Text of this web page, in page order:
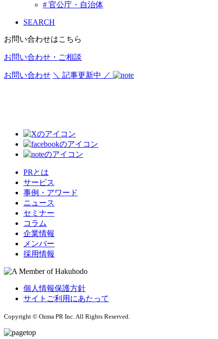
# 官公庁・自治体
SEARCH
お問い合わせはこちら
お問い合わせ・ご相談
お問い合わせ ＼ 記事更新中 ／
PRとは
サービス
事例・アワード
ニュース
セミナー
コラム
企業情報
メンバー
採用情報
個人情報保護方針
サイトご利用にあたって
Copyright © Ozma PR Inc. All Rights Reserved.